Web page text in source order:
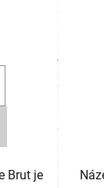
Brut je